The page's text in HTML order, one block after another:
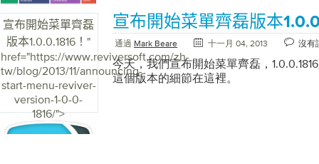
如註冊表實用程序和驅動程序更新實用
件清理程序和Windows更新程序。 “PC
護方面，它直接在產品中包含驅動程序
器等工具，以及ReviverSoft的崩潰幫助
源。 “PC Reviver的維護工具” 這還不是
宣布開始菜單齊磊
版本1.0.0.1816！ "
href="https://www.reviversoft.com/zh-
tw/blog/2013/11/announcing-
start-menu-reviver-
version-1-0-0-
1816/">
宣布開始菜單齊磊版本
通過 Mark Beare 十一月 04, 2013 沒有
今天，我們宣布開始菜單齊磊，
這個版本的細節在這裡。